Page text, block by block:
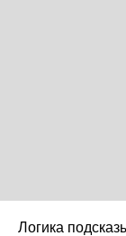
Логика